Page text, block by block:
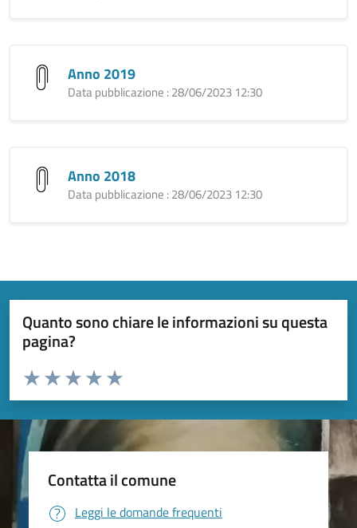
Anno 2019
Data pubblicazione : 28/06/2023 12:30
Anno 2018
Data pubblicazione : 28/06/2023 12:30
Quanto sono chiare le informazioni su questa
pagina?
Valuta da 1 a 5 stelle la pagina
Valuta 5 stelle su 5
Valuta 4 stelle su 5
Valuta 3 stelle su 5
Valuta 2 stelle su 5
Valuta 1 stelle su 5
Contatta il comune
Leggi le domande frequenti